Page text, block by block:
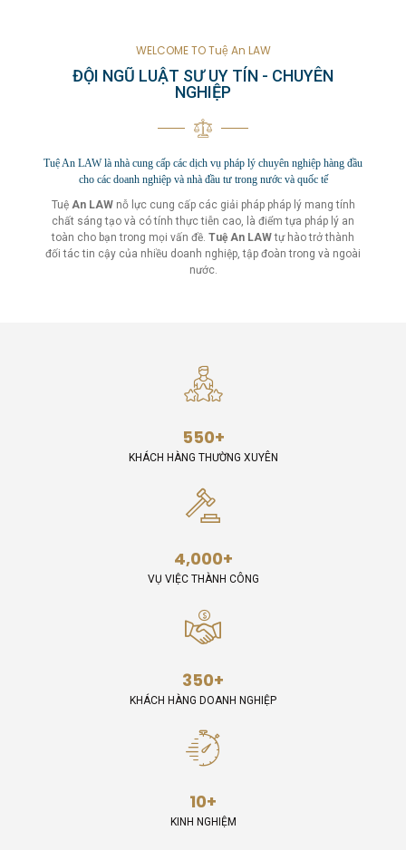
WELCOME TO Tuệ An LAW
ĐỘI NGŨ LUẬT SƯ UY TÍN - CHUYÊN
NGHIỆP
Tuệ An LAW là nhà cung cấp các dịch vụ pháp lý chuyên nghiệp hàng đầu
cho các doanh nghiệp và nhà đầu tư trong nước và quốc tế
TuệAn LAWnỗ lực cung cấp các giải pháp pháp lý mang tính
chất sáng tạo và có tính thực tiễn cao, là điểm tựa pháp lý an
toàn cho bạn trong mọi vấn đề. Tuệ An LAWtự hào trở thành
đối tác tin cậy của nhiều doanh nghiệp, tập đoàn trong và ngoài
nước.
KHÁCH HÀNG THƯỜNG XUYÊN
550+
VỤ VIỆC THÀNH CÔNG
4,000+
KHÁCH HÀNG DOANH NGHIỆP
350+
KINH NGHIỆM
10+